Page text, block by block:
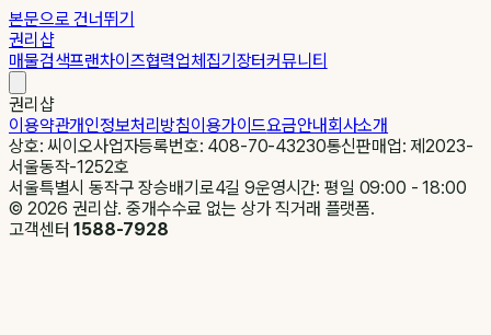
본문으로 건너뛰기
권리샵
매물검색프랜차이즈협력업체집기장터커뮤니티
권리샵
이용약관개인정보처리방침이용가이드요금안내회사소개
상호: 씨이오사업자등록번호: 408-70-43230통신판매업: 제2023-
서울동작-1252호
서울특별시 동작구 장승배기로4길 9운영시간: 평일 09:00 - 18:00
© 2026 권리샵. 중개수수료 없는 상가 직거래 플랫폼.
고객센터1588-7928